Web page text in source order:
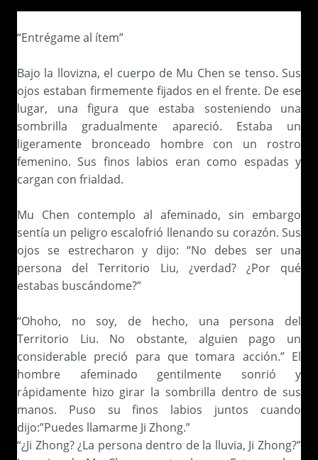
“Entrégame al ítem”
Bajo la llovizna, el cuerpo de Mu Chen se tenso. Sus
ojos estaban firmemente fijados en el frente. De ese
lugar, una figura que estaba sosteniendo una
sombrilla gradualmente apareció. Estaba un
ligeramente bronceado hombre con un rostro
femenino. Sus finos labios eran como espadas y
cargan con frialdad.
Mu Chen contemplo al afeminado, sin embargo
sentía un peligro escalofrió llenando su corazón. Sus
ojos se estrecharon y dijo: “No debes ser una
persona del Territorio Liu, ¿verdad? ¿Por qué
estabas buscándome?”
“Ohoho, no soy, de hecho, una persona del
Territorio Liu. No obstante, alguien pago un
considerable preció para que tomara acción.” El
hombre afeminado gentilmente sonrió y
rápidamente hizo girar la sombrilla dentro de sus
manos. Puso su finos labios juntos cuando
dijo:”Puedes llamarme Ji Zhong.”
“¿Ji Zhong? ¿La persona dentro de la lluvia, Ji Zhong?”